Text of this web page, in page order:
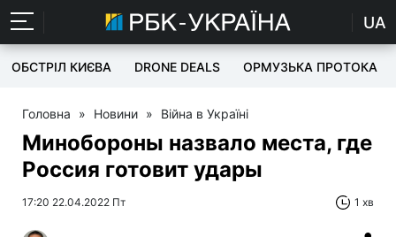
UA
ОБСТРІЛ КИЄВА DRONE DEALS ОРМУЗЬКА ПРОТОКА
Головна » Новини » Війна в Україні
Минобороны назвало места, где
Россия готовит удары
17:20 22.04.2022 Пт 1 хв